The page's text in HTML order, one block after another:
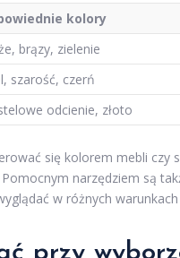
kolory
brązy, zielenie
szarość, czerń
odcienie, złoto
się kolorem mebli
narzędziem są
w różnych